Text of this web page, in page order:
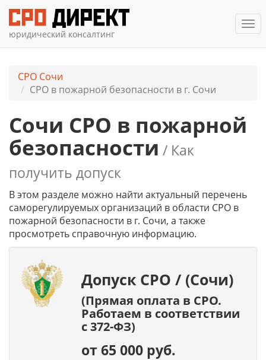
юридический консалтинг
СРО Сочи
СРО в пожарной безопасности в г. Сочи
Сочи СРО в пожарной
безопасности / Как
получить допуск
В этом разделе можно найти актуальный перечень
саморегулируемых организаций в области СРО в
пожарной безопасности в г. Сочи, а также
просмотреть справочную информацию.
Допуск СРО / (Сочи)
(Прямая оплата в СРО.
Работаем в соответствии
с 372-ФЗ)
от 65 000 руб.